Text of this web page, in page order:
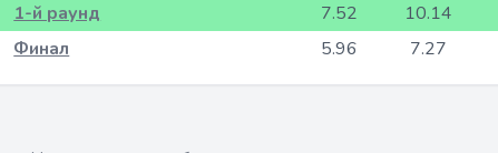
1-й раунд 7.52 10.14
Финал 5.96 7.27